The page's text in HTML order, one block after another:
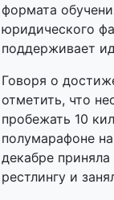
формата
юридического
поддерживает
Говоря о
отметить, что
пробежать 10
полумарафоне
декабре
рестлингу и